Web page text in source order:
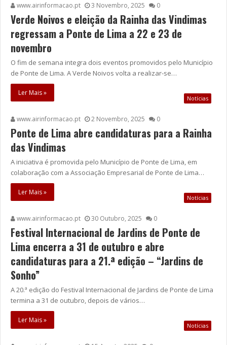
www.airinformacao.pt 3 Novembro, 2025 0
Verde Noivos e eleição da Rainha das Vindimas
regressam a Ponte de Lima a 22 e 23 de
novembro
O fim de semana integra dois eventos promovidos pelo Município
de Ponte de Lima. A Verde Noivos volta a realizar-se…
Ler Mais »
Notícias
www.airinformacao.pt 2 Novembro, 2025 0
Ponte de Lima abre candidaturas para a Rainha
das Vindimas
A iniciativa é promovida pelo Município de Ponte de Lima, em
colaboração com a Associação Empresarial de Ponte de Lima…
Ler Mais »
Notícias
www.airinformacao.pt 30 Outubro, 2025 0
Festival Internacional de Jardins de Ponte de
Lima encerra a 31 de outubro e abre
candidaturas para a 21.ª edição – “Jardins de
Sonho”
A 20.ª edição do Festival Internacional de Jardins de Ponte de Lima
termina a 31 de outubro, depois de vários…
Ler Mais »
Notícias